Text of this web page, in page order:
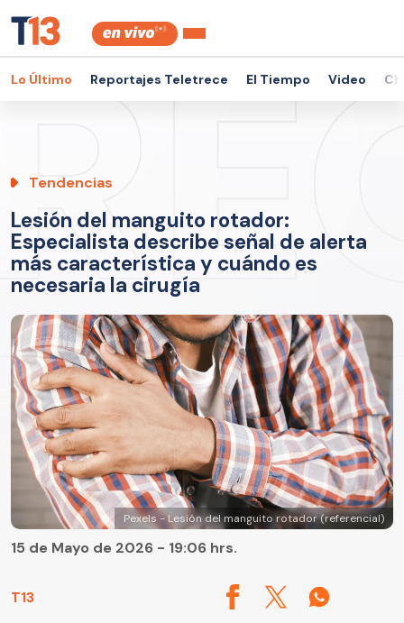
Lo Último Reportajes Teletrece El Tiempo Video
Tendencias
Lesión del manguito rotador:
Especialista describe señal de alerta
más característica y cuándo es
necesaria la cirugía
Pexels - Lesión del manguito rotador (referencial)
T13
15 de Mayo de 2026 - 19:06 hrs.